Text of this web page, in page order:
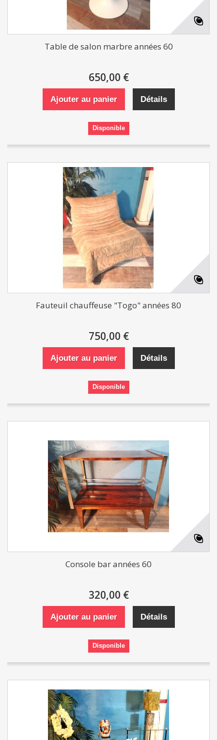
Table de salon marbre années 60
650,00 €
Ajouter au panier Détails
Disponible
Fauteuil chauffeuse "Togo" années 80
750,00 €
Ajouter au panier Détails
Disponible
Console bar années 60
320,00 €
Ajouter au panier Détails
Disponible